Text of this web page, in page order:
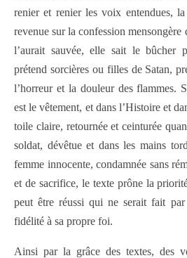
renier et renier les voix entendues,
revenue sur la confession mensongère
l’aurait sauvée, elle sait le bûcher
prétend sorcières ou filles de Satan,
l’horreur et la douleur des flammes.
est le vêtement, et dans l’Histoire et
toile claire, retournée et ceinturée
soldat, dévêtue et dans les mains
femme innocente, condamnée sans
et de sacrifice, le texte prône la
peut être réussi qui ne serait fait
fidélité à sa propre foi.
Ainsi par la grâce des textes, des